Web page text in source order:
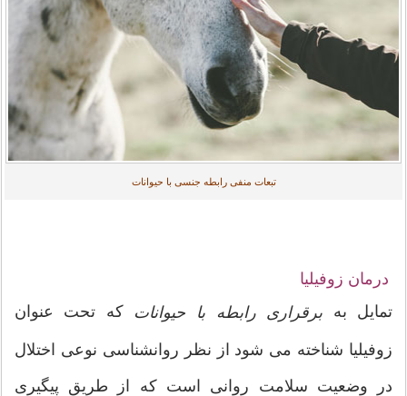
تبعات منفی رابطه جنسی با حیوانات
درمان زوفیلیا
تمایل به برقراری رابطه با حیوانات که تحت عنوان
زوفیلیا شناخته می شود از نظر روانشناسی نوعی اختلال
در وضعیت سلامت روانی است که از طريق پیگیری